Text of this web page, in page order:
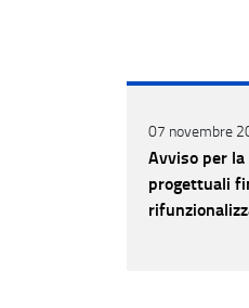
07 novembre
Avviso per
progettuali